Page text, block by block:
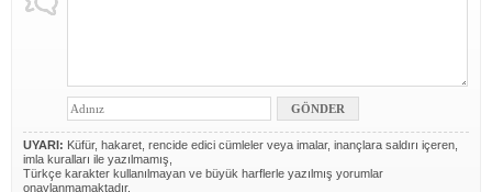
UYARI: Küfür, hakaret, rencide edici cümleler veya imalar, inançlara saldırı içeren,
imla kuralları ile yazılmamış,
Türkçe karakter kullanılmayan ve büyük harflerle yazılmış yorumlar
onaylanmamaktadır.